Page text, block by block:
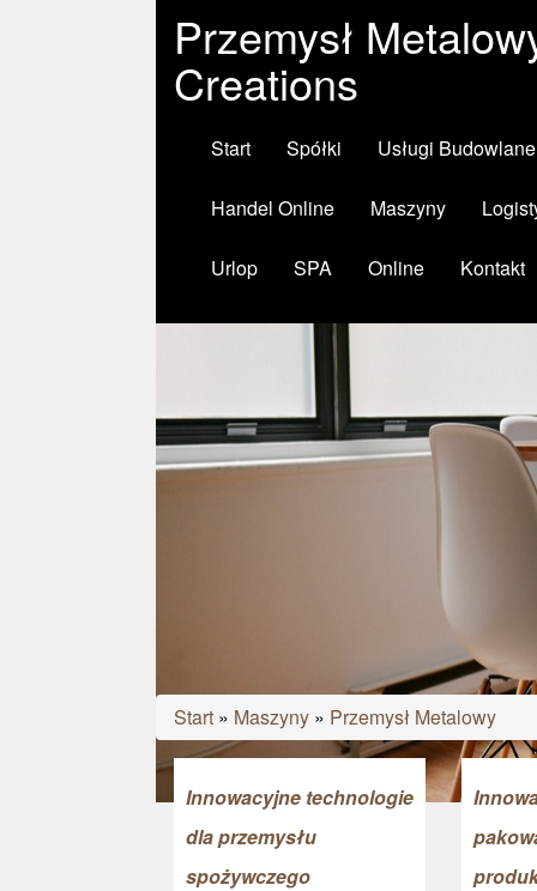
Przemysł
Creations
Start Spółki Usługi Budowlane
Handel Online Maszyny
Urlop SPA Online Kontakt
Start » Maszyny » Przemysł Metalowy
Innowacyjne technologie
dla przemysłu
spożywczego